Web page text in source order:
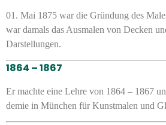
01. Mai 1875 war die Gründung des
war damals das Aus­malen von Decken
Darstel­lungen.
1864 – 1867
Er machte eine Lehre von 1864 – 1867
demie in München für Kunst­malen und